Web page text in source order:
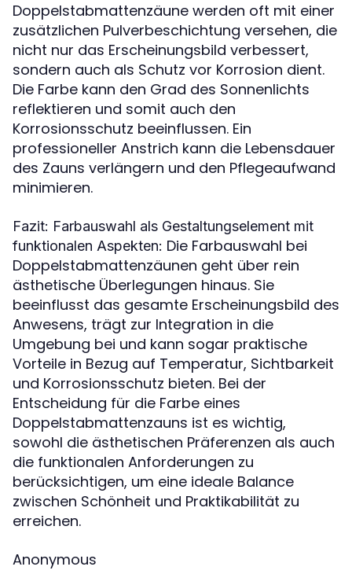
Doppelstabmattenzäune werden oft mit einer
zusätzlichen Pulverbeschichtung versehen, die
nicht nur das Erscheinungsbild verbessert,
sondern auch als Schutz vor Korrosion dient.
Die Farbe kann den Grad des Sonnenlichts
reflektieren und somit auch den
Korrosionsschutz beeinflussen. Ein
professioneller Anstrich kann die Lebensdauer
des Zauns verlängern und den Pflegeaufwand
minimieren.
Fazit: Farbauswahl als Gestaltungselement mit
funktionalen Aspekten: Die Farbauswahl bei
Doppelstabmattenzäunen geht über rein
ästhetische Überlegungen hinaus. Sie
beeinflusst das gesamte Erscheinungsbild des
Anwesens, trägt zur Integration in die
Umgebung bei und kann sogar praktische
Vorteile in Bezug auf Temperatur, Sichtbarkeit
und Korrosionsschutz bieten. Bei der
Entscheidung für die Farbe eines
Doppelstabmattenzauns ist es wichtig,
sowohl die ästhetischen Präferenzen als auch
die funktionalen Anforderungen zu
berücksichtigen, um eine ideale Balance
zwischen Schönheit und Praktikabilität zu
erreichen.
Anonymous